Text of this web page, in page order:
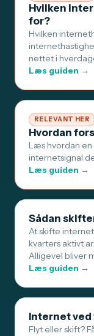
Hvilken
for?
Hvilken
nettet i
Læs guiden →
RELEVANT HER
Hvordan
Læs hvordan
internetsignal
Læs guiden →
Sådan
At skifte
kvarters aktivt
Alligevel bliver
Læs guiden →
Internet ved
Flyt eller skift?